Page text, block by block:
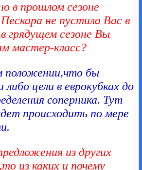
в прошлом сезоне
не пустила Вас в
грядущем сезоне Вы
мастер-класс?
бы
цели в еврокубках до
соперника. Тут
происходить по мере
из других
из каких и почему